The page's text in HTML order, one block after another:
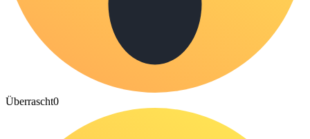
Überrascht0